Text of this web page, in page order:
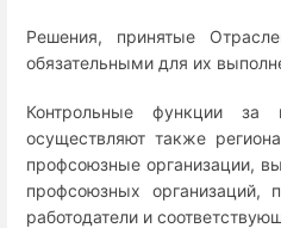
Решения, принятые
обязательными для их
Контрольные функции за
осуществляют также
профсоюзные организации,
профсоюзных организаций,
работодатели и